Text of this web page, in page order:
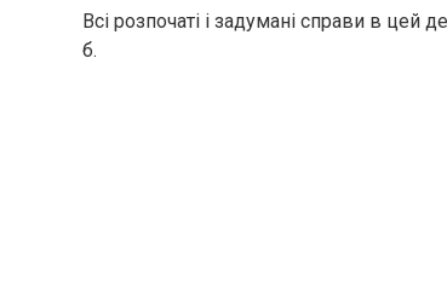
Всі розпочаті і задумані справи в цей
б.